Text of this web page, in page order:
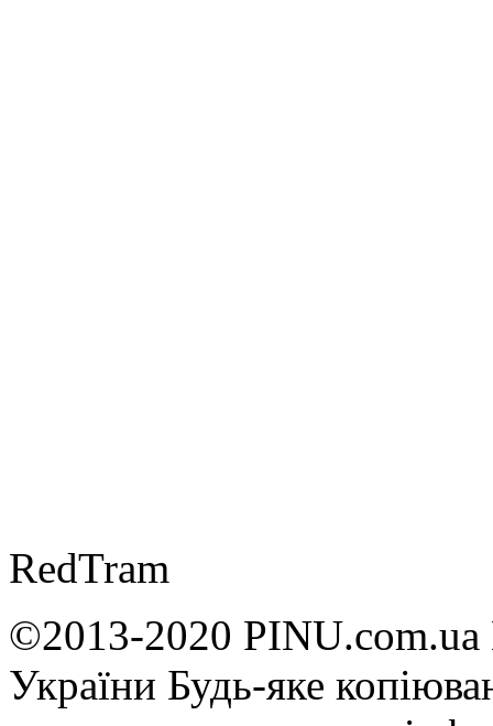
RedTram
©2013-2020 PINU.com.ua
України Будь-яке